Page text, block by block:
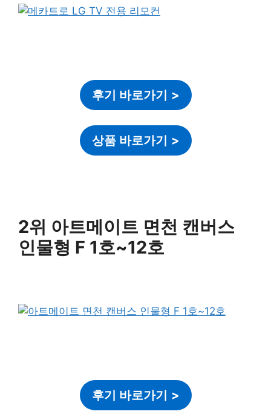
후기 바로가기 >
상품 바로가기 >
2위 아트메이트 면천 캔버스
인물형 F 1호~12호
후기 바로가기 >